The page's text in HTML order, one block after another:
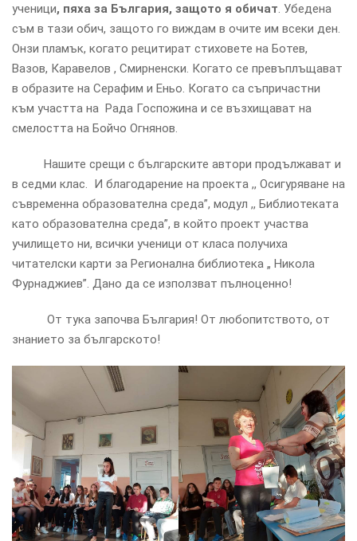
ученици, пяха за България, защото я обичат . Убедена
съм в тази обич, защото го виждам в очите им всеки ден.
Онзи пламък, когато рецитират стиховете на Ботев,
Вазов, Каравелов , Смирненски. Когато се превъплъщават
в образите на Серафим и Еньо. Когато са съпричастни
към участта на Рада Госпожина и се възхищават на
смелостта на Бойчо Огнянов.
Нашите срещи с българските автори продължават и
в седми клас. И благодарение на проекта ,, Осигуряване на
съвременна образователна среда”, модул ,, Библиотеката
като образователна среда”, в който проект участва
училището ни, всички ученици от класа получиха
читателски карти за Регионална библиотека „ Никола
Фурнаджиев”. Дано да се използват пълноценно!
От тука започва България! От любопитството, от
знанието за българското!